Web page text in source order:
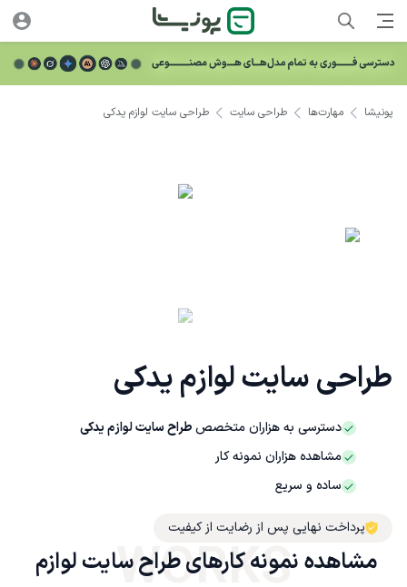
طراحی سایت لوازم یدکی
دسترسی به هزاران متخصصطراح سایت لوازم یدکی
مشاهده هزاران نمونه کار
ساده و سریع
پرداخت نهایی پس از رضایت از کیفیت
پونیشا مهارت‌ها طراحی سایت طراحی سایت لوازم یدکی
مشاهده نمونه کارهای طراح سایت لوازم
WORKS